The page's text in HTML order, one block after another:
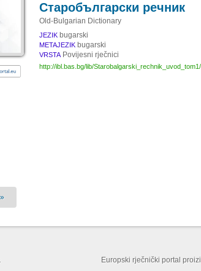
Старобългарски речник
Old-Bulgarian Dictionary
JEZIK bugarski
METAJEZIK bugarski
VRSTA Povijesni rječnici
http://ibl.bas.bg/lib/
Europski rječnički portal